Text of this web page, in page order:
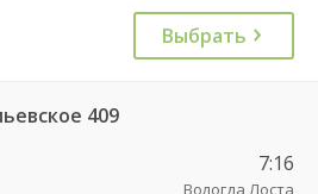
Выбрать
409
7:16
Вологда Лоста